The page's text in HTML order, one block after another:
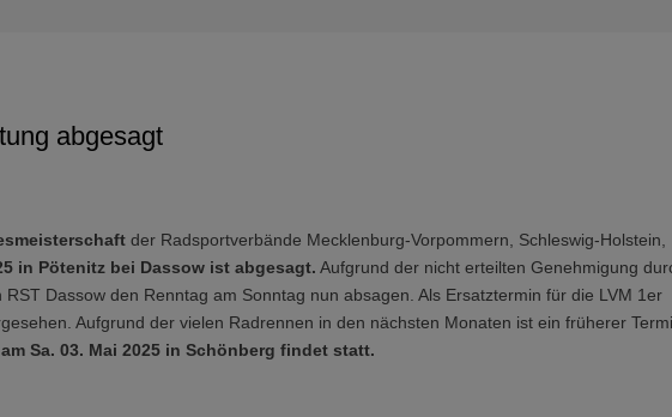
abgesagt
der Radsportverbände Mecklenburg-Vorpommern, Schleswig-Holstein,
in Pötenitz bei Dassow ist abgesagt. Aufgrund der nicht erteilten Genehmigung
Dassow den Renntag am Sonntag nun absagen. Als Ersatztermin für die LVM 1er
Aufgrund der vielen Radrennen in den nächsten Monaten ist ein früherer
Sa. 03. Mai 2025 in Schönberg findet statt.